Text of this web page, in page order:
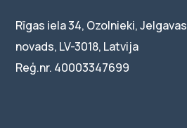
Rīgas iela 34, Ozolnieki, Jelgavas
novads, LV-3018, Latvija
Reģ.nr. 40003347699